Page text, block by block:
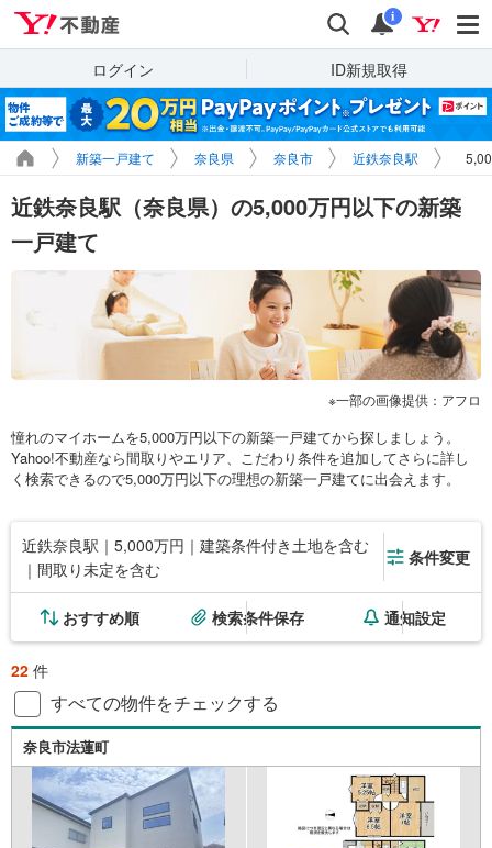
検索 通知
i
ログイン ID新規取得
新築一戸建て 奈良県 奈良市 近鉄奈良駅
近鉄奈良駅（奈良県）の5,000万円以下の新築
一戸建て
一部の画像提供：アフロ
憧れのマイホームを5,000万円以下の新築一戸建てから探しましょう。
Yahoo!不動産なら間取りやエリア、こだわり条件を追加してさらに詳し
く検索できるので5,000万円以下の理想の新築一戸建てに出会えます。
近鉄奈良駅｜5,000万円｜建築条件付き土地を含む
｜間取り未定を含む
条件変更
おすすめ順 検索条件保存 通知設定
22 件
すべての物件をチェックする
奈良市法蓮町